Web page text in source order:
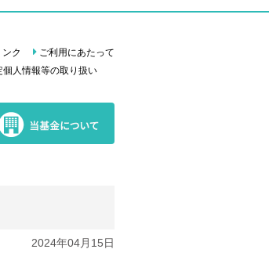
ンク
ご利用にあたって
個人情報等の取り扱い
基金に
いて
2024年04月15日